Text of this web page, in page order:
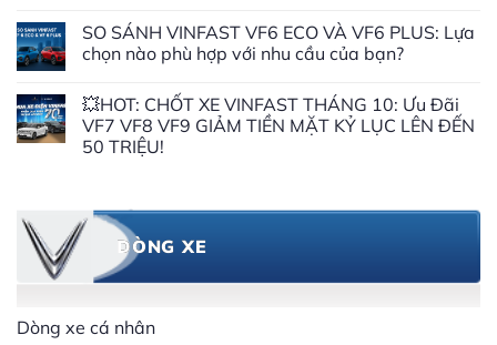
SO SÁNH VINFAST VF6 ECO VÀ VF6 PLUS: Lựa
chọn nào phù hợp với nhu cầu của bạn?
💥HOT: CHỐT XE VINFAST THÁNG 10: Ưu Đãi
VF7 VF8 VF9 GIẢM TIỀN MẶT KỶ LỤC LÊN ĐẾN
50 TRIỆU!
DÒNG XE
Dòng xe cá nhân